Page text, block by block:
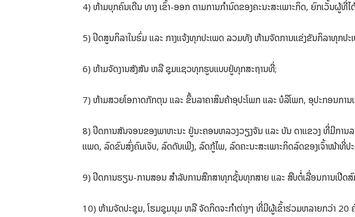
4) ຫ້າມບຸກຄົນເດີນ ທາງ ເຂົ້າ-ອອກ ຕາມການກໍານົດຂອງຄະນະສະເພາະກິດ, ຍົກເວັ້ນຜູ້ທີ່
5) ປິດສູນກິລາໃນຮົ່ມ ແລະ ກາງແຈ້ງທຸກປະເພດ ລວມທັງ ຫ້າມຈັດການແຂ່ງຂັນກິລາທຸກປະ
6) ຫ້າມຈັດງານສັງສັນ ຫລື ຊຸມແຊວທຸກຮູບແບບຢູ່ທຸກສະຖານທີ່;
7) ຫ້າມສວຍໂອກາດກັກຕຸນ ແລະ ຂຶ້ນລາຄາສິນຄ້າອຸປະໂພກ ແລະ ບໍລິໂພກ, ອຸປະກອນກາ
8) ປິດການສັນຈອນຂອງພາຫະນະ ຢູ່ນະຄອນຫລວງວຽງຈັນ ແລະ ບັນ ດາແຂວງ ທີ່ມີການລ
ແພດ, ລົດຂົນສົ່ງຄົນເຈັບ, ລົດດັບເພີງ, ລົດກູ້ໄພ, ລົດຄະນະສະເພາະກິດລົດຂອງເຈົ້າໜ້າທີ່ປ
9) ປິດການຮຽນ-ການສອນ ສຳລັບການສຶກສາທຸກຊັ້ນທຸກສາຍ ແລະ ສືບຕໍ່ເລື່ອນການເປີດ
10) ຫ້າມຈັດປະຊຸມ, ໂຮມຊຸມນຸມ ຫລື ຈັດກິດຈະກຳຕ່າງໆ ທີ່ມີຜູ້ເຂົ້າຮ່ວມຫລາຍກວ່າ 20 ຄົ